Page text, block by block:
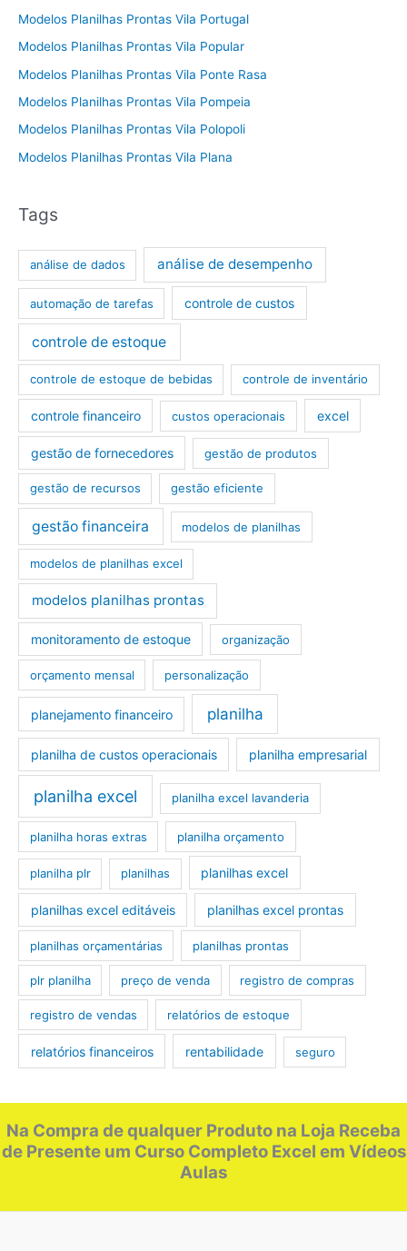
Modelos Planilhas Prontas Vila Portugal
Modelos Planilhas Prontas Vila Popular
Modelos Planilhas Prontas Vila Ponte Rasa
Modelos Planilhas Prontas Vila Pompeia
Modelos Planilhas Prontas Vila Polopoli
Modelos Planilhas Prontas Vila Plana
Tags
análise de dados análise de desempenho
automação de tarefas controle de custos
controle de estoque
controle de estoque de bebidas controle de inventário
controle financeiro custos operacionais excel
gestão de fornecedores gestão de produtos
gestão de recursos gestão eficiente
gestão financeira modelos de planilhas
modelos de planilhas excel
modelos planilhas prontas
monitoramento de estoque organização
orçamento mensal personalização
planejamento financeiro planilha
planilha de custos operacionais planilha empresarial
planilha excel planilha excel lavanderia
planilha horas extras planilha orçamento
planilha plr planilhas planilhas excel
planilhas excel editáveis planilhas excel prontas
planilhas orçamentárias planilhas prontas
plr planilha preço de venda registro de compras
registro de vendas relatórios de estoque
relatórios financeiros rentabilidade seguro
Na Compra de qualquer Produto na Loja Receba
de Presente um Curso Completo Excel em Vídeos
Aulas